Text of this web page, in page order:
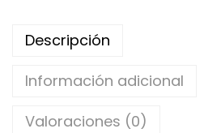
Descripción
Información adicional
Valoraciones (0)